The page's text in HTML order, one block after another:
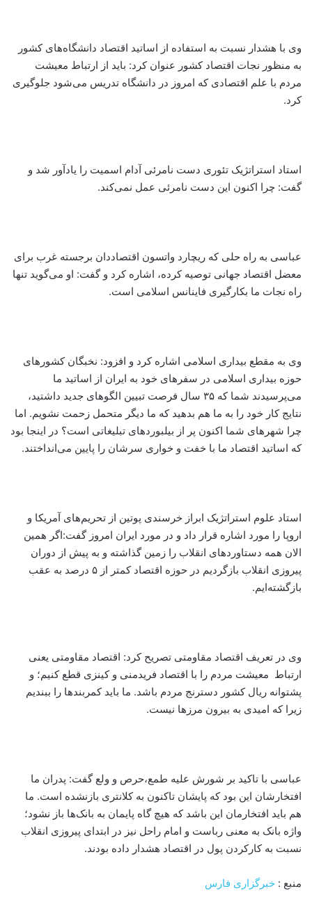
وی با هشدار نسبت به استفاده از اساتید اقتصاد دانشگاه‌های کشور
به منظور نجات اقتصاد کشور عنوان کرد: باید از ارتباط معیشت
مردم با علم اقتصادی که امروز در دانشگاه تدریس می‌شود جلوگیری
کرد.
استاد استراتژیک تئوری دست نامرئی آدام اسمیت را یادآور شد و
گفت: چرا اکنون این دست نامرئی عمل نمی‌کند.
عباسی به راه حلی که ریچارد واتسون اقتصاددان برجسته غرب برای
معضل اقتصاد جهانی توصیه کرده، اشاره کرد و گفت: او می‌گوید تنها
راه نجات ما بکارگیری فاینانس اسلامی است.
وی به مقطع بیداری اسلامی اشاره کرد و افزود: نخبگان کشورهای
حوزه بیداری اسلامی در سفرهای خود به ایران از اساتید ما
می‌پرسیدند شما که ۳۵ سال فرصت تبیین الگوهای جدید داشتید،
نتایج کار خود را به ما هم بدهید که ما دیگر متحمل زحمت نشویم. اما
چرا شهرهای شما اکنون پر از بیلبوردهای تبلیغاتی است؟ در اینجا بود
که اساتید اقتصاد ما با خفت و خواری سرشان را پایین می‌انداختند.
استاد علوم استراتژیک ابراز خرسندی پوتین از تحریم‌های آمریکا و
اروپا را مورد اشاره قرار داد و در مورد ایران امروز گفت:اگر همین
الان همه دستاوردهای انقلاب را زمین گذاشته و به پیش از دوران
پیروزی انقلاب بازگردیم در حوزه اقتصاد کمتر از ۵ درصد به عقب
بازگشته‌ایم.
وی در تعریف اقتصاد مقاومتی تصریح کرد: اقتصاد مقاومتی یعنی
ارتباط معیشت مردم را با اقتصاد فریدمنی و کینزی قطع کنیم؛ و
پشتوانه ریال کشور دسترنج مردم باشد. ما باید کمربندها را ببندیم
زیرا که امیدی به بیرون مرزها نیست.
عباسی با تاکید بر شورش علیه طمع،‌حرص و ولع گفت: پدران ما
افتخارشان این بود که پایشان تاکنون به کلانتری بازنشده است. ما
هم باید افتخارمان این باشد که هیچ گاه پایمان به بانک‌ها باز نشود؛
واژه بانک به معنی رباست و امام راحل نیز در ابتدای پیروزی انقلاب
نسبت به کارکردن پول در اقتصاد هشدار داده بودند.
منبع : خبرگزاری فارس